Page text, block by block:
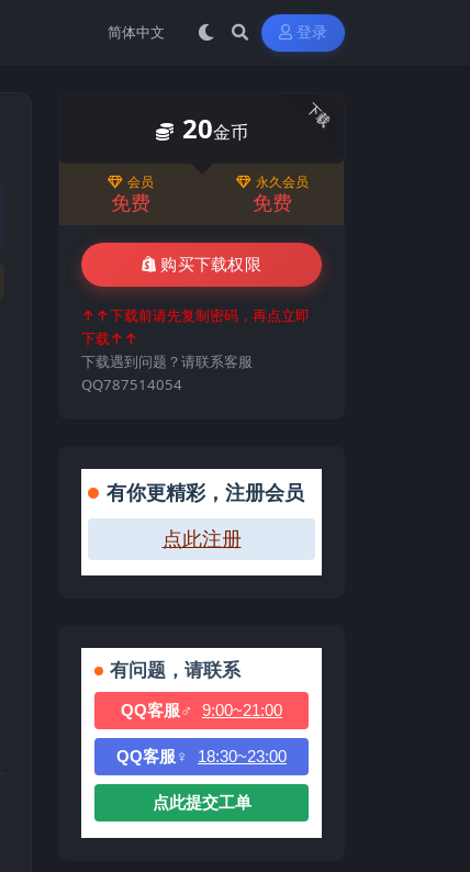
登录
下载
20金币
会员
免费
永久会员
免费
购买下载权限
↑↑下载前请先复制密码，再点立即
下载↑↑
下载遇到问题？请联系客服
QQ787514054
有你更精彩，注册会员
点此注册
有问题，请联系
QQ客服♂ 9:00~21:00
QQ客服♀ 18:30~23:00
点此提交工单